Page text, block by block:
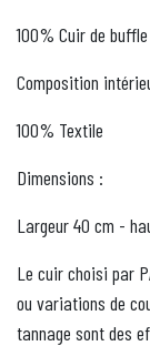
100% Cuir de
Composition
100% Textile
Dimensions :
Largeur 40 cm -
Le cuir choisi par
ou variations de
tannage sont des